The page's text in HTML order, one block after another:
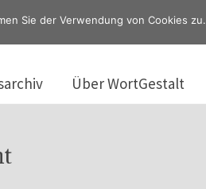
Über WortGestalt
Sie der Verwendung von Cookies zu.